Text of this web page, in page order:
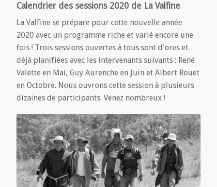
Calendrier des sessions 2020 de La Valfine
La Valfine se prépare pour cette nouvelle année
2020 avec un programme riche et varié encore une
fois ! Trois sessions ouvertes à tous sont d'ores et
déjà planifiées avec les intervenants suivants : René
Valette en Mai, Guy Aurenche en Juin et Albert Rouet
en Octobre. Nous ouvrons cette session à plusieurs
dizaines de participants. Venez nombreux !